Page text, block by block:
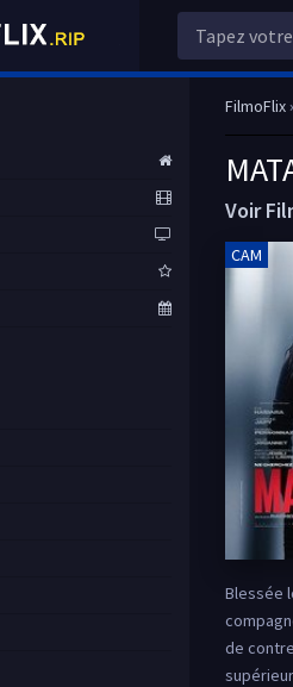
FilmoFlix
Voir
CAM
Blessée
de